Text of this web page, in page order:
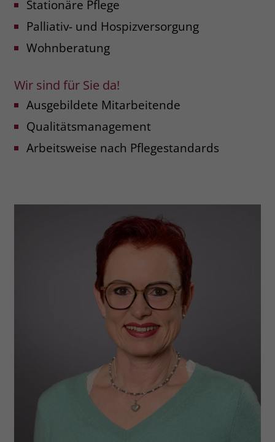
Stationäre Pflege
Palliativ- und Hospizversorgung
Wohnberatung
Wir sind für Sie da!
Ausgebildete Mitarbeitende
Qualitätsmanagement
Arbeitsweise nach Pflegestandards
zeigen. Das _fbp-Cookie sammelt keine
Informationen und wird von Facebook
nur platziert, um Daten an das
Unternehmen zurückzusenden.